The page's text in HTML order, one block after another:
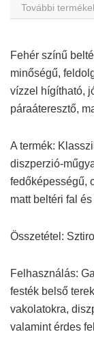
További
Fehér színű
minőségű,
vízzel hígítható,
páraáteresztő,
A termék:
diszperzió-
fedőképességű,
matt beltéri fal
Összetétel:
Felhasználás:
festék belső
vakolatokra,
valamint érdes